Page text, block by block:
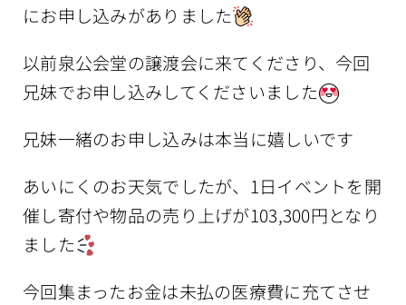
にお申し込みがありました
以前泉公会堂の譲渡会に来てくださり、今回
兄妹でお申し込みしてくださいました
兄妹一緒のお申し込みは本当に嬉しいです
あいにくのお天気でしたが、1日イベントを開
催し寄付や物品の売り上げが103,300円となり
ました
今回集まったお金は未払の医療費に充てさせ